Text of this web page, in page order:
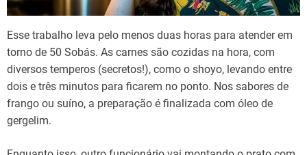
Esse trabalho leva pelo menos duas horas para atender em
torno de 50 Sobás. As carnes são cozidas na hora, com
diversos temperos (secretos!), como o shoyo, levando entre
dois e três minutos para ficarem no ponto. Nos sabores de
frango ou suíno, a preparação é finalizada com óleo de
gergelim.